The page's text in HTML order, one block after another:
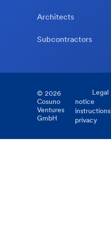
Architects
Subcontractors
© 2026
Cosuno
Ventures
GmbH
Legal
notice
instructions
privacy